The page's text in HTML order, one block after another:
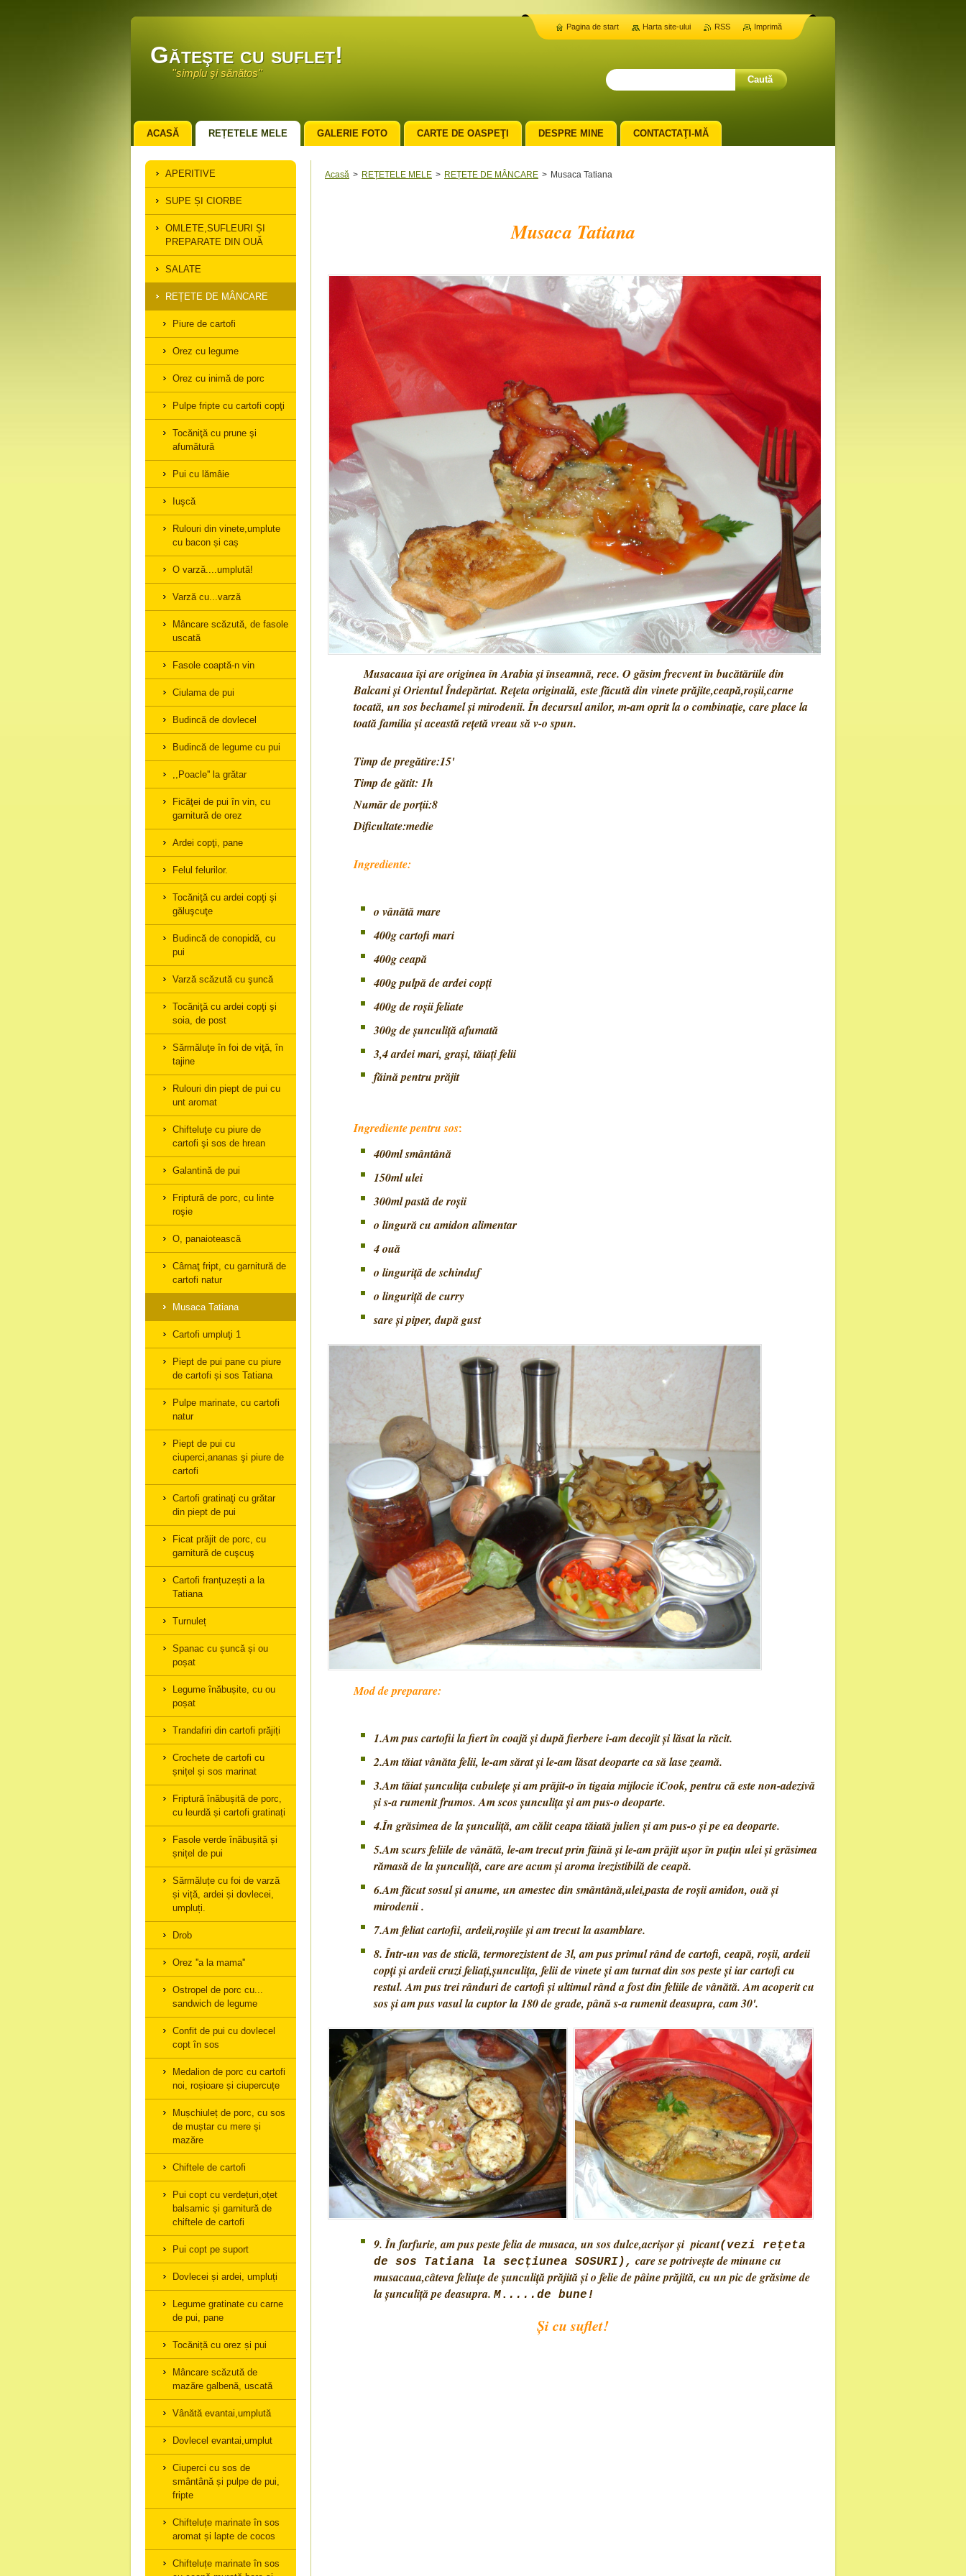
Găteşte cu suflet!
''simplu şi sănătos''
Acasă > REȚETELE MELE > REȚETE DE MÂNCARE > Musaca Tatiana
Musaca Tatiana
Musacaua îşi are originea în Arabia şi înseamnă, rece. O găsim frecvent în bucătăriile din
Balcani şi Orientul Îndepărtat. Reţeta originală, este făcută din vinete prăjite,ceapă,roşii,carne
tocată, un sos bechamel şi mirodenii. În decursul anilor, m-am oprit la o combinaţie, care place la
toată familia şi această reţetă vreau să v-o spun.
Timp de pregătire:15'
Timp de gătit: 1h
Număr de porţii:8
Dificultate:medie
Ingrediente:
o vânătă mare
400g cartofi mari
400g ceapă
400g pulpă de ardei copţi
400g de roșii feliate
300g de şunculiţă afumată
3,4 ardei mari, graşi, tăiaţi felii
făină pentru prăjit
Ingrediente pentru sos:
400ml smântână
150ml ulei
300ml pastă de roșii
o lingură cu amidon alimentar
4 ouă
o linguriţă de schinduf
o linguriţă de curry
sare şi piper, după gust
Mod de preparare:
1.Am pus cartofii la fiert în coajă şi după fierbere i-am decojit şi lăsat la răcit.
2.Am tăiat vânăta felii, le-am sărat şi le-am lăsat deoparte ca să lase zeamă.
3.Am tăiat şunculiţa cubuleţe şi am prăjit-o în tigaia mijlocie iCook, pentru că este non-adezivă
şi s-a rumenit frumos. Am scos şunculiţa şi am pus-o deoparte.
4.În grăsimea de la şunculiţă, am călit ceapa tăiată julien şi am pus-o şi pe ea deoparte.
5.Am scurs feliile de vânătă, le-am trecut prin făină şi le-am prăjit uşor în puţin ulei şi grăsimea
rămasă de la şunculiţă, care are acum şi aroma irezistibilă de ceapă.
6.Am făcut sosul şi anume, un amestec din smântână,ulei,pasta de roșii amidon, ouă şi
mirodenii .
7.Am feliat cartofii, ardeii,roșiile şi am trecut la asamblare.
8. Într-un vas de sticlă, termorezistent de 3l, am pus primul rând de cartofi, ceapă, roşii, ardeii
copţi şi ardeii cruzi feliaţi,şunculiţa, felii de vinete şi am turnat din sos peste şi iar cartofi cu
restul. Am pus trei rânduri de cartofi şi ultimul rând a fost din feliile de vânătă. Am acoperit cu
sos şi am pus vasul la cuptor la 180 de grade, până s-a rumenit deasupra, cam 30'.
9. În farfurie, am pus peste felia de musaca, un sos dulce,acrişor şi picant(vezi rețeta
de sos Tatiana la secțiunea SOSURI), care se potriveşte de minune cu
musacaua,câteva feliuţe de şunculiţă prăjită şi o felie de pâine prăjită, cu un pic de grăsime de
la şunculiţă pe deasupra. M. ....de bune!
Şi cu suflet!
APERITIVE
SUPE ȘI CIORBE
OMLETE,SUFLEURI ȘI
PREPARATE DIN OUĂ
SALATE
REȚETE DE MÂNCARE
Piure de cartofi
Orez cu legume
Orez cu inimă de porc
Pulpe fripte cu cartofi copţi
Tocăniţă cu prune şi
afumătură
Pui cu lămâie
Iuşcă
Rulouri din vinete,umplute
cu bacon și caș
O varză....umplută!
Varză cu...varză
Mâncare scăzută, de fasole
uscată
Fasole coaptă-n vin
Ciulama de pui
Budincă de dovlecel
Budincă de legume cu pui
,,Poacle'' la grătar
Ficăţei de pui în vin, cu
garnitură de orez
Ardei copţi, pane
Felul felurilor.
Tocăniţă cu ardei copţi şi
găluşcuţe
Budincă de conopidă, cu
pui
Varză scăzută cu şuncă
Tocăniţă cu ardei copţi şi
soia, de post
Sărmăluţe în foi de viţă, în
tajine
Rulouri din piept de pui cu
unt aromat
Chifteluţe cu piure de
cartofi şi sos de hrean
Galantină de pui
Friptură de porc, cu linte
roşie
O, panaiotească
Cârnaţ fript, cu garnitură de
cartofi natur
Musaca Tatiana
Cartofi umpluţi 1
Piept de pui pane cu piure
de cartofi și sos Tatiana
Pulpe marinate, cu cartofi
natur
Piept de pui cu
ciuperci,ananas şi piure de
cartofi
Cartofi gratinaţi cu grătar
din piept de pui
Ficat prăjit de porc, cu
garnitură de cuşcuş
Cartofi franțuzești a la
Tatiana
Turnuleț
Spanac cu șuncă și ou
poșat
Legume înăbușite, cu ou
poșat
Trandafiri din cartofi prăjiți
Crochete de cartofi cu
șnițel și sos marinat
Friptură înăbușită de porc,
cu leurdă și cartofi gratinați
Fasole verde înăbușită și
șnițel de pui
Sărmăluțe cu foi de varză
și viță, ardei și dovlecei,
umpluți.
Drob
Orez ''a la mama''
Ostropel de porc cu...
sandwich de legume
Confit de pui cu dovlecel
copt în sos
Medalion de porc cu cartofi
noi, roșioare și ciupercuțe
Mușchiuleț de porc, cu sos
de muștar cu mere și
mazăre
Chiftele de cartofi
Pui copt cu verdețuri,oțet
balsamic și garnitură de
chiftele de cartofi
Pui copt pe suport
Dovlecei și ardei, umpluți
Legume gratinate cu carne
de pui, pane
Tocăniță cu orez și pui
Mâncare scăzută de
mazăre galbenă, uscată
Vânătă evantai,umplută
Dovlecel evantai,umplut
Ciuperci cu sos de
smântână și pulpe de pui,
fripte
Chifteluțe marinate în sos
aromat și lapte de cocos
Chifteluțe marinate în sos
ACASĂ REȚETELE MELE GALERIE FOTO CARTE DE OASPEŢI DESPRE MINE CONTACTAŢI-MĂ
Pagina de start Harta site-ului RSS Imprimă